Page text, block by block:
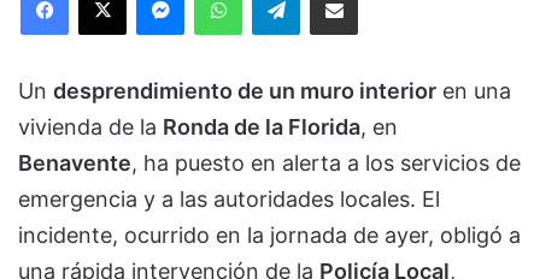
Un desprendimiento de un muro interior en una
vivienda de la Ronda de la Florida, en
Benavente, ha puesto en alerta a los servicios de
emergencia y a las autoridades locales. El
incidente, ocurrido en la jornada de ayer, obligó a
una rápida intervención de la Policía Local,